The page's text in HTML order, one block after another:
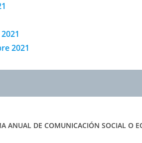
2021
ANUAL DE COMUNICACIÓN SOCIAL O